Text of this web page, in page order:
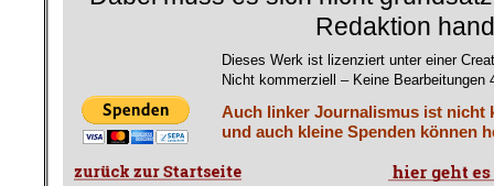
Redaktion
Dieses Werk ist lizenziert unter einer
Nicht kommerziell – Keine Bearbeitungen
Auch linker Journalismus ist nicht
und auch kleine Spenden können